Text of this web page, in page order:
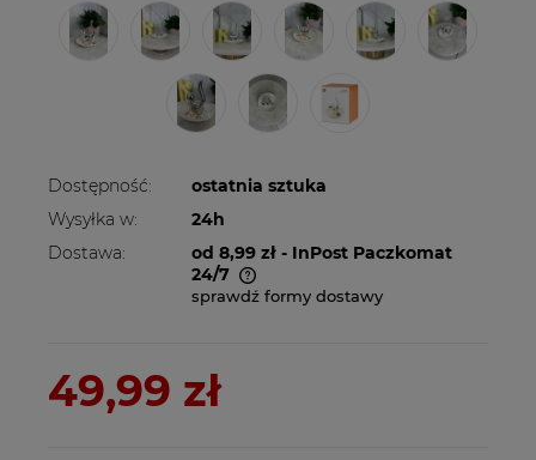
Dostępność:
ostatnia sztuka
Wysyłka w:
24h
Dostawa:
od 8,99 zł - InPost Paczkomat
24/7
Cena nie zawiera ewentualnych kosztów
sprawdź formy dostawy
49,99 zł